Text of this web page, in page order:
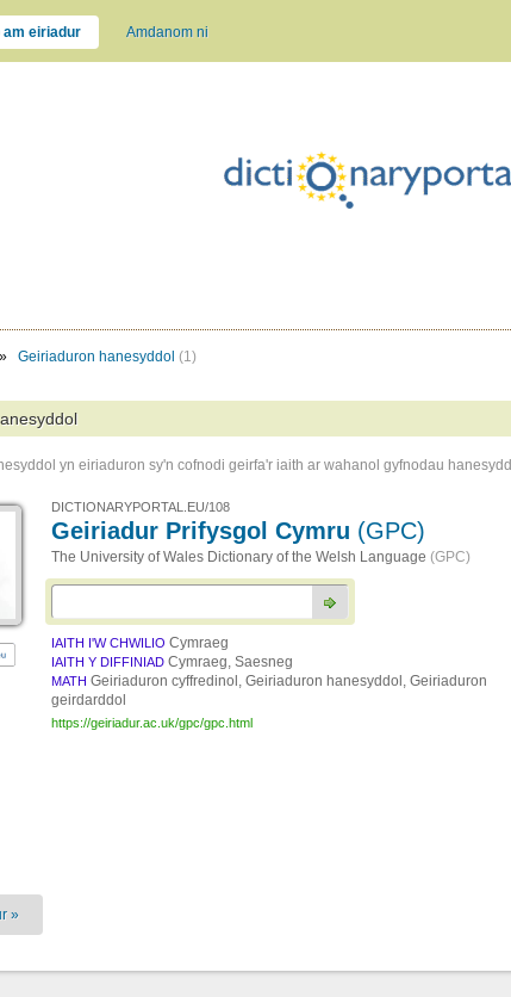
am eiriadur Amdanom ni
» Geiriaduron hanesyddol (1)
yn eiriaduron sy'n cofnodi geirfa'r iaith ar wahanol gyfnodau
DICTIONARYPORTAL.EU/108
Geiriadur Prifysgol Cymru (GPC)
The University of Wales Dictionary of the Welsh Language (GPC)
IAITH I'W CHWILIO Cymraeg
IAITH Y DIFFINIAD Cymraeg, Saesneg
MATH Geiriaduron cyffredinol, Geiriaduron hanesyddol, Geiriaduron
geirdarddol
https://geiriadur.ac.uk/gpc/gpc.html
»